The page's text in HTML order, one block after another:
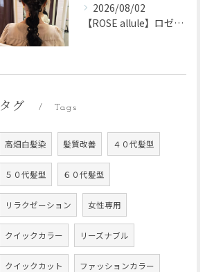
2026/08/02
【ROSE allule】ロゼアリュール
タグ Tags
高畑白髪染 髪質改善 ４０代髪型
５０代髪型 ６０代髪型
リラクゼーション 女性専用
クイックカラー リーズナブル
クイックカット ファッションカラー